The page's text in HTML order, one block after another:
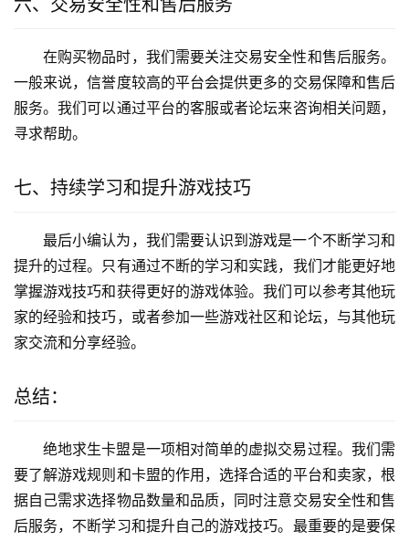
六、交易安全性和售后服务
在购买物品时，我们需要关注交易安全性和售后服务。
一般来说，信誉度较高的平台会提供更多的交易保障和售后
服务。我们可以通过平台的客服或者论坛来咨询相关问题，
寻求帮助。
七、持续学习和提升游戏技巧
最后小编认为，我们需要认识到游戏是一个不断学习和
提升的过程。只有通过不断的学习和实践，我们才能更好地
掌握游戏技巧和获得更好的游戏体验。我们可以参考其他玩
家的经验和技巧，或者参加一些游戏社区和论坛，与其他玩
家交流和分享经验。
总结：
绝地求生卡盟是一项相对简单的虚拟交易过程。我们需
要了解游戏规则和卡盟的作用，选择合适的平台和卖家，根
据自己需求选择物品数量和品质，同时注意交易安全性和售
后服务，不断学习和提升自己的游戏技巧。最重要的是要保